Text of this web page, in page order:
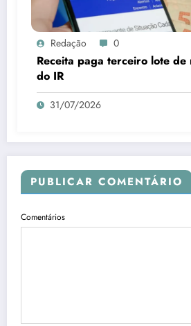
Redação 0
Receita paga terceiro lote de
do IR
31/07/2026
PUBLICAR COMENTÁRIO
Comentários